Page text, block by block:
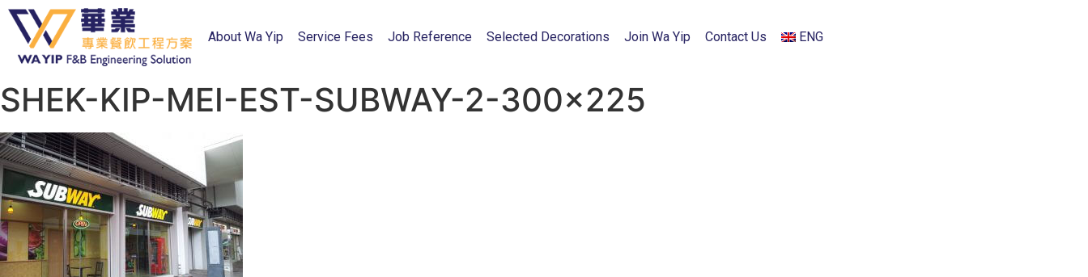
About Wa Yip Service Fees Job Reference Selected Decorations Join Wa Yip Contact Us ENG
SHEK-KIP-MEI-EST-SUBWAY-2-300×225